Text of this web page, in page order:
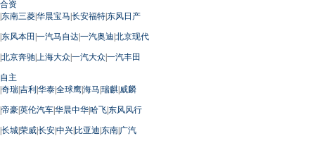
合资
|东南三菱|华晨宝马|长安福特|东风日产
|东风本田 |一汽马自达|一汽奥迪|北京现代
|北京奔驰| 上海大众|一汽大众|一汽丰田
自主
|奇瑞|吉利|华泰|全球鹰|海马|瑞麒|威麟
|帝豪|英伦汽车|华晨中华|哈飞|东风风行
|长城|荣威|长安|中兴|比亚迪|东南|广汽